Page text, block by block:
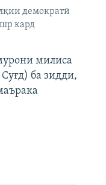
демократӣ
кард
милиса
ба зидди,